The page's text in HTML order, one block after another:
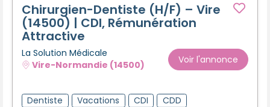
Chirurgien-Dentiste (H/F) – Vire
(14500) | CDI, Rémunération
Attractive
La Solution Médicale
Vire-Normandie (14500)
Voir l'annonce
Dentiste Vacations CDI
CDD